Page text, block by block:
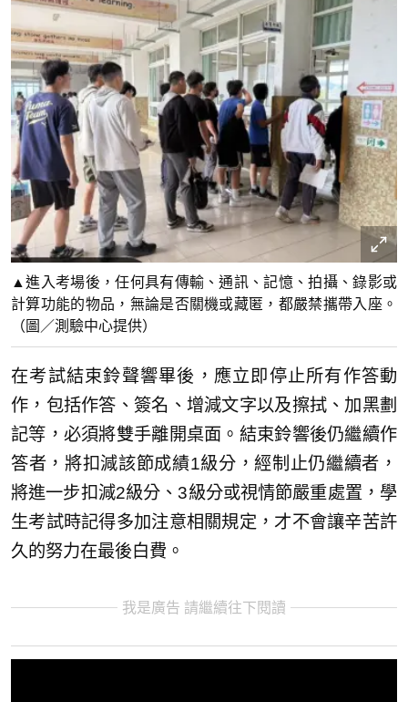
▲進入考場後，任何具有傳輸、通訊、記憶、拍攝、錄影或
計算功能的物品，無論是否關機或藏匿，都嚴禁攜帶入座。
（圖／測驗中心提供）
在考試結束鈴聲響畢後，應立即停止所有作答動
作，包括作答、簽名、增減文字以及擦拭、加黑劃
記等，必須將雙手離開桌面。結束鈴響後仍繼續作
答者，將扣減該節成績1級分，經制止仍繼續者，
將進一步扣減2級分、3級分或視情節嚴重處置，學
生考試時記得多加注意相關規定，才不會讓辛苦許
久的努力在最後白費。
我是廣告 請繼續往下閱讀